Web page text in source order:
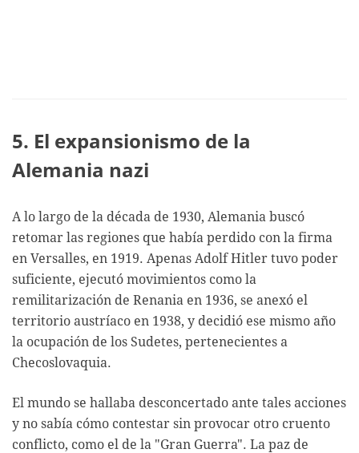
5. El expansionismo de la
Alemania nazi
A lo largo de la década de 1930, Alemania buscó
retomar las regiones que había perdido con la firma
en Versalles, en 1919. Apenas Adolf Hitler tuvo poder
suficiente, ejecutó movimientos como la
remilitarización de Renania en 1936, se anexó el
territorio austríaco en 1938, y decidió ese mismo año
la ocupación de los Sudetes, pertenecientes a
Checoslovaquia.
El mundo se hallaba desconcertado ante tales acciones
y no sabía cómo contestar sin provocar otro cruento
conflicto, como el de la "Gran Guerra". La paz de